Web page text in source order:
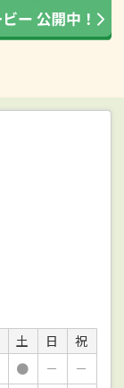
土 日
祝
● －
－